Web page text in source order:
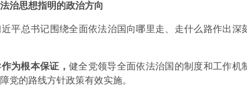
治思想指明的政治方向
平总书记围绕全面依法治国向哪里走、走什么路作出深
为根本保证， 健全党领导全面依法治国的制度和工作机
党的路线方针政策有效实施。